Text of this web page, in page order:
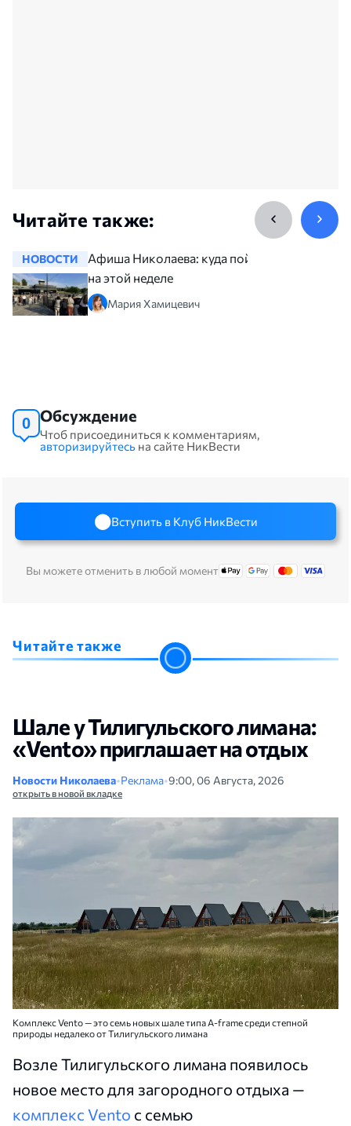
Читайте также:
НОВОСТИ
Афиша Николаева: куда пойти
на этой неделе
Мария Хамицевич
0 Обсуждение
Чтоб присоединиться к комментариям,
авторизируйтесь на сайте НикВести
Вступить в Клуб НикВести
Вы можете отменить в любой момент
Читайте также
Шале у Тилигульского лимана:
«Vento» приглашает на отдых
Новости Николаева•Реклама•9:00, 06 Августа, 2026
открыть в новой вкладке
Комплекс Vento — это семь новых шале типа A-frame среди степной
природы недалеко от Тилигульского лимана
Возле Тилигульского лимана появилось
новое место для загородного отдыха —
комплекс Vento с семью